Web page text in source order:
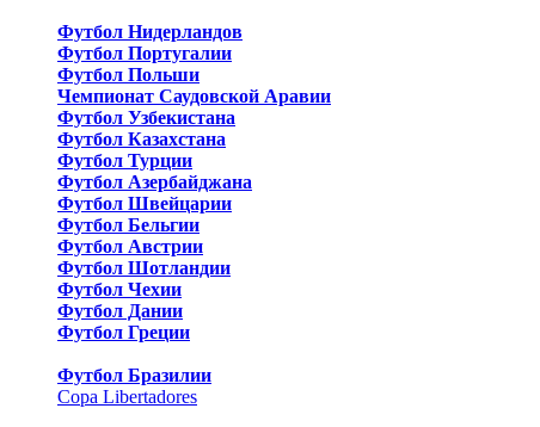
Футбол Нидерландов
Футбол Португалии
Футбол Польши
Чемпионат Саудовской Аравии
Футбол Узбекистана
Футбол Казахстана
Футбол Турции
Футбол Азербайджана
Футбол Швейцарии
Футбол Бельгии
Футбол Австрии
Футбол Шотландии
Футбол Чехии
Футбол Дании
Футбол Греции
Футбол Бразилии
Copa Libertadores